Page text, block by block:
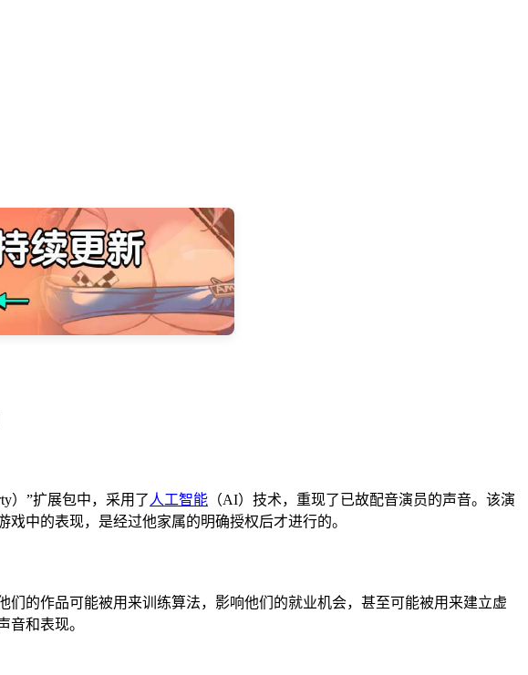
）”扩展包中，采用了 人工智能 （AI）技术，重现了已故配音演员的声音。该演
戏中的表现，是经过他家属的明确授权后才进行的。
的作品可能被用来训练算法，影响他们的就业机会，甚至可能被用来建立虚
和表现。